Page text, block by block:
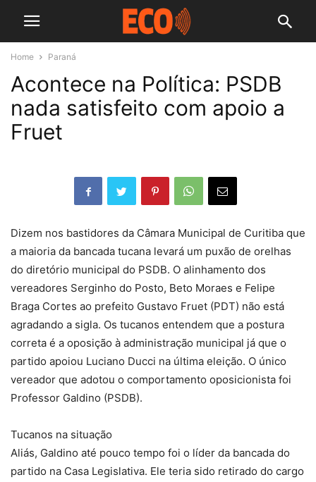
Home Paraná
Acontece na Política: PSDB
nada satisfeito com apoio a
Fruet
Dizem nos bastidores da Câmara Municipal de Curitiba que
a maioria da bancada tucana levará um puxão de orelhas
do diretório municipal do PSDB. O alinhamento dos
vereadores Serginho do Posto, Beto Moraes e Felipe
Braga Cortes ao prefeito Gustavo Fruet (PDT) não está
agradando a sigla. Os tucanos entendem que a postura
correta é a oposição à administração municipal já que o
partido apoiou Luciano Ducci na última eleição. O único
vereador que adotou o comportamento oposicionista foi
Professor Galdino (PSDB).
Tucanos na situação
Aliás, Galdino até pouco tempo foi o líder da bancada do
partido na Casa Legislativa. Ele teria sido retirado do cargo